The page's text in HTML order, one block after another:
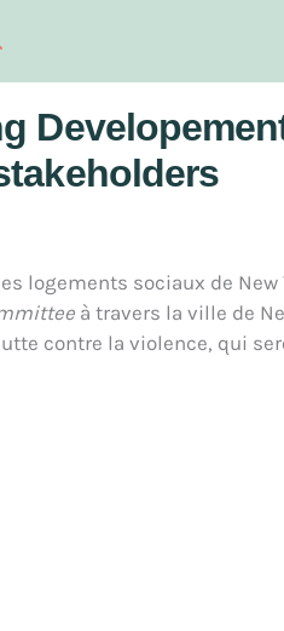
logements sociaux de New
à travers la ville de
contre la violence, qui